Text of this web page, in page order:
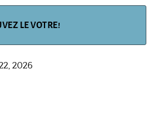
LE VOTRE!
2026